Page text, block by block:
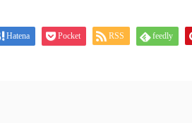
Hatena Pocket RSS feedly